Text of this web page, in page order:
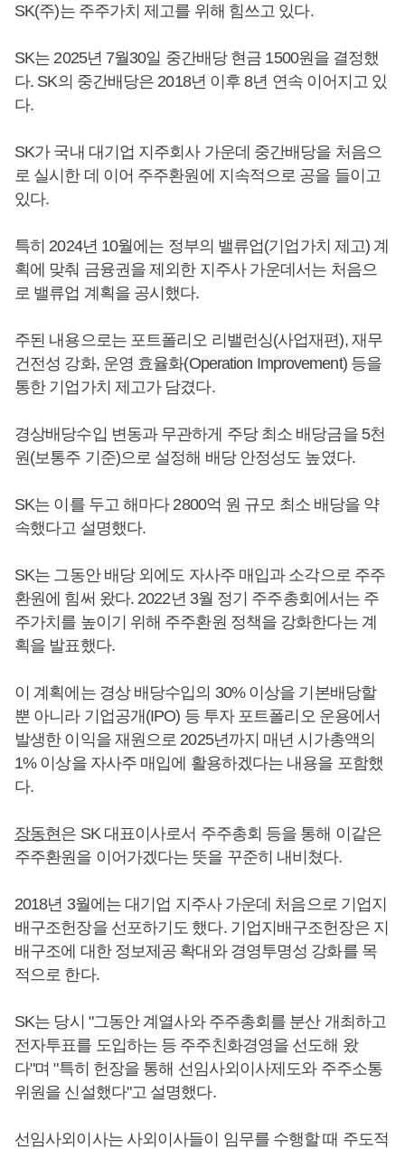
SK(주)는 주주가치 제고를 위해 힘쓰고 있다.
SK는 2025년 7월30일 중간배당 현금 1500원을 결정했
다. SK의 중간배당은 2018년 이후 8년 연속 이어지고 있
다.
SK가 국내 대기업 지주회사 가운데 중간배당을 처음으
로 실시한 데 이어 주주환원에 지속적으로 공을 들이고
있다.
특히 2024년 10월에는 정부의 밸류업(기업가치 제고) 계
획에 맞춰 금융권을 제외한 지주사 가운데서는 처음으
로 밸류업 계획을 공시했다.
주된 내용으로는 포트폴리오 리밸런싱(사업재편), 재무
건전성 강화, 운영 효율화(Operation Improvement) 등을
통한 기업가치 제고가 담겼다.
경상배당수입 변동과 무관하게 주당 최소 배당금을 5천
원(보통주 기준)으로 설정해 배당 안정성도 높였다.
SK는 이를 두고 해마다 2800억 원 규모 최소 배당을 약
속했다고 설명했다.
SK는 그동안 배당 외에도 자사주 매입과 소각으로 주주
환원에 힘써 왔다. 2022년 3월 정기 주주총회에서는 주
주가치를 높이기 위해 주주환원 정책을 강화한다는 계
획을 발표했다.
이 계획에는 경상 배당수입의 30% 이상을 기본배당할
뿐 아니라 기업공개(IPO) 등 투자 포트폴리오 운용에서
발생한 이익을 재원으로 2025년까지 매년 시가총액의
1% 이상을 자사주 매입에 활용하겠다는 내용을 포함했
다.
장동현은 SK 대표이사로서 주주총회 등을 통해 이같은
주주환원을 이어가겠다는 뜻을 꾸준히 내비쳤다.
2018년 3월에는 대기업 지주사 가운데 처음으로 기업지
배구조헌장을 선포하기도 했다. 기업지배구조헌장은 지
배구조에 대한 정보제공 확대와 경영투명성 강화를 목
적으로 한다.
SK는 당시 "그동안 계열사와 주주총회를 분산 개최하고
전자투표를 도입하는 등 주주친화경영을 선도해 왔
다"며 "특히 헌장을 통해 선임사외이사제도와 주주소통
위원을 신설했다"고 설명했다.
선임사외이사는 사외이사들이 임무를 수행할 때 주도적